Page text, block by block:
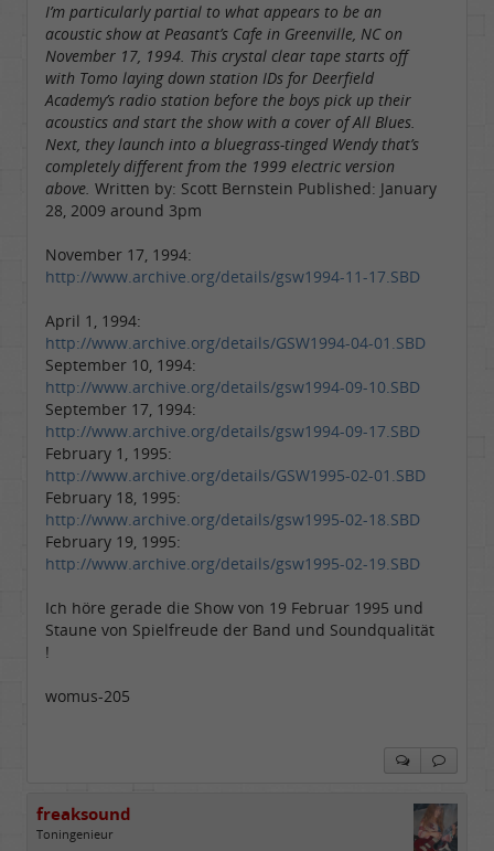
I’m particularly partial to what appears to be an
acoustic show at Peasant’s Cafe in Greenville, NC on
November 17, 1994. This crystal clear tape starts off
with Tomo laying down station IDs for Deerfield
Academy’s radio station before the boys pick up their
acoustics and start the show with a cover of All Blues.
Next, they launch into a bluegrass-tinged Wendy that’s
completely different from the 1999 electric version
above. Written by: Scott Bernstein Published: January
28, 2009 around 3pm
November 17, 1994:
http://www.archive.org/details/gsw1994-11-17.SBD
April 1, 1994:
http://www.archive.org/details/GSW1994-04-01.SBD
September 10, 1994:
http://www.archive.org/details/gsw1994-09-10.SBD
September 17, 1994:
http://www.archive.org/details/gsw1994-09-17.SBD
February 1, 1995:
http://www.archive.org/details/GSW1995-02-01.SBD
February 18, 1995:
http://www.archive.org/details/gsw1995-02-18.SBD
February 19, 1995:
http://www.archive.org/details/gsw1995-02-19.SBD
Ich höre gerade die Show von 19 Februar 1995 und
Staune von Spielfreude der Band und Soundqualität
!
womus-205
freaksound
Toningenieur